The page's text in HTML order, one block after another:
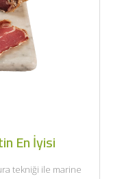
En İyisi
tekniği ile marine